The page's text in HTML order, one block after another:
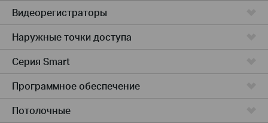
Видеорегистраторы
Наружные точки доступа
Серия Smart
Программное обеспечение
Потолочные